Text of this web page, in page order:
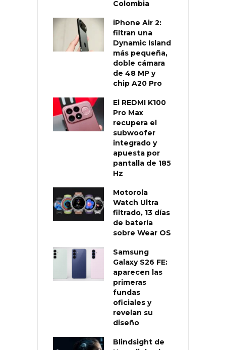
Colombia
iPhone Air 2:
filtran una
Dynamic Island
más pequeña,
doble cámara
de 48 MP y
chip A20 Pro
El REDMI K100
Pro Max
recupera el
subwoofer
integrado y
apuesta por
pantalla de 185
Hz
Motorola
Watch Ultra
filtrado, 13 días
de batería
sobre Wear OS
Samsung
Galaxy S26 FE:
aparecen las
primeras
fundas
oficiales y
revelan su
diseño
Blindsight de